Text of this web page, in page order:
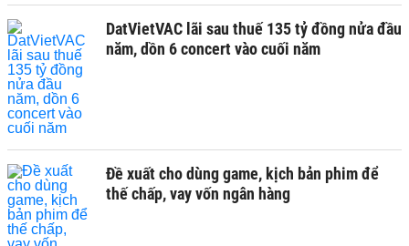
DatVietVAC lãi sau thuế 135 tỷ đồng nửa đầu
năm, dồn 6 concert vào cuối năm
Đề xuất cho dùng game, kịch bản phim để
thế chấp, vay vốn ngân hàng